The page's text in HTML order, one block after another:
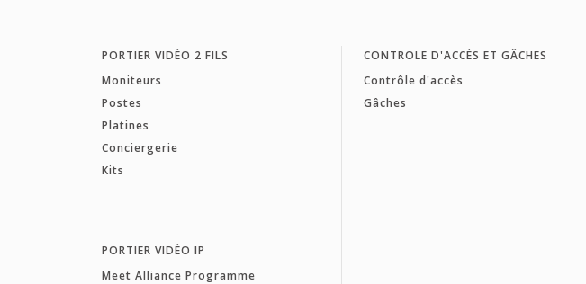
PORTIER VIDÉO 2 FILS
Moniteurs
Postes
Platines
Conciergerie
Kits
PORTIER VIDÉO IP
Meet Alliance Programme
CONTROLE D'ACCÈS ET GÂCHES
Contrôle d'accès
Gâches